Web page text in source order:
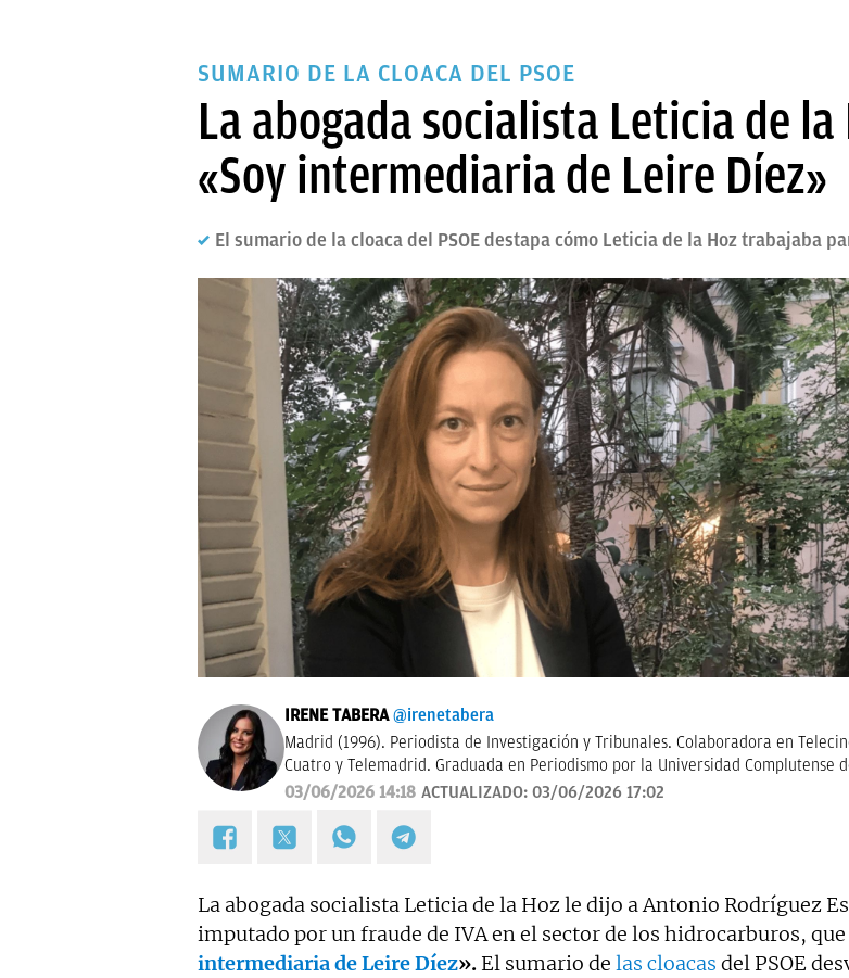
SUMARIO DE LA CLOACA DEL PSOE
La abogada socialista Leticia de
«Soy intermediaria de Leire Díez»
El sumario de la cloaca del PSOE destapa cómo Leticia de la Hoz trabajaba
IRENE TABERA @irenetabera
Madrid (1996). Periodista de Investigación y Tribunales. Colaboradora en
Cuatro y Telemadrid. Graduada en Periodismo por la Universidad Complutense
Madrid y máster en Televisión por la Universidad Católica de Milán.
03/06/2026 14:18 ACTUALIZADO: 03/06/2026 17:02
La abogada socialista Leticia de la Hoz le dijo a Antonio Rodríguez
imputado por un fraude de IVA en el sector de los hidrocarburos, que
intermediaria de Leire Díez». El sumario de las cloacas del PSOE